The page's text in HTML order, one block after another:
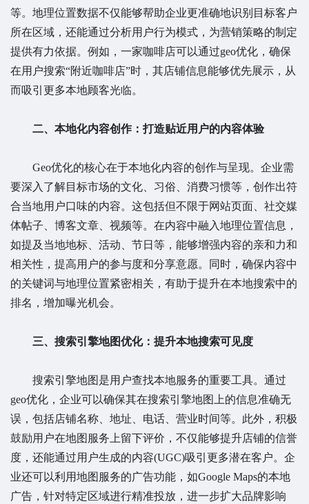
等。地理位置数据不仅能够帮助企业更准确地识别目标客户
所在区域，还能通过分析用户行为模式，为营销策略的制定
提供有力依据。例如，一家咖啡店可以通过geo优化，确保
在用户搜索“附近咖啡店”时，其店铺信息能够优先展示，从
而吸引更多本地顾客光临。
二、本地化内容创作：打造贴近用户的内容体验
Geo优化的核心在于本地化内容的创作与呈现。企业需
要深入了解目标市场的文化、习俗、消费习惯等，创作出符
合当地用户口味的内容。这包括但不限于网站页面、社交媒
体帖子、博客文章、视频等。在内容中融入地理位置信息，
如提及当地地标、活动、节日等，能够增强内容的亲和力和
相关性，提高用户的参与度和分享意愿。同时，确保内容中
的关键词与地理位置紧密相关，有助于提升在本地搜索中的
排名，增加曝光机会。
三、搜索引擎地图优化：提升本地搜索可见度
搜索引擎地图是用户查找本地服务的重要工具。通过
geo优化，企业可以确保其在搜索引擎地图上的信息准确无
误，包括店铺名称、地址、电话、营业时间等。此外，积极
鼓励用户在地图服务上留下评价，不仅能够提升店铺的信誉
度，还能通过用户生成的内容(UGC)吸引更多潜在客户。企
业还可以利用地图服务的广告功能，如Google Maps的本地
广告，针对特定区域进行精准投放，进一步扩大品牌影响